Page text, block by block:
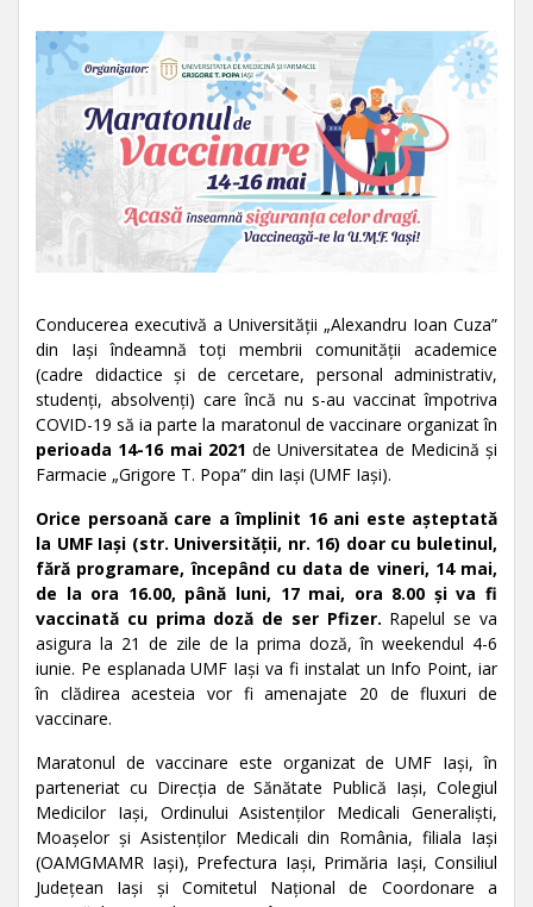
Conducerea executivă a Universității „Alexandru Ioan Cuza”
din Iași îndeamnă toți membrii comunității academice
(cadre didactice și de cercetare, personal administrativ,
studenți, absolvenți) care încă nu s-au vaccinat împotriva
COVID-19 să ia parte la maratonul de vaccinare organizat în
perioada 14-16 mai 2021 de Universitatea de Medicină și
Farmacie „Grigore T. Popa” din Iași (UMF Iași).
Orice persoană care a împlinit 16 ani este așteptată
la UMF Iași (str. Universității, nr. 16) doar cu buletinul,
fără programare, începând cu data de vineri, 14 mai,
de la ora 16.00, până luni, 17 mai, ora 8.00 și va fi
vaccinată cu prima doză de ser Pfizer. Rapelul se va
asigura la 21 de zile de la prima doză, în weekendul 4-6
iunie. Pe esplanada UMF Iași va fi instalat un Info Point, iar
în clădirea acesteia vor fi amenajate 20 de fluxuri de
vaccinare.
Maratonul de vaccinare este organizat de UMF Iași, în
parteneriat cu Direcția de Sănătate Publică Iași, Colegiul
Medicilor Iași, Ordinului Asistenţilor Medicali Generalişti,
Moaşelor şi Asistenţilor Medicali din România, filiala Iași
(OAMGMAMR Iași), Prefectura Iași, Primăria Iași, Consiliul
Județean Iași și Comitetul Național de Coordonare a